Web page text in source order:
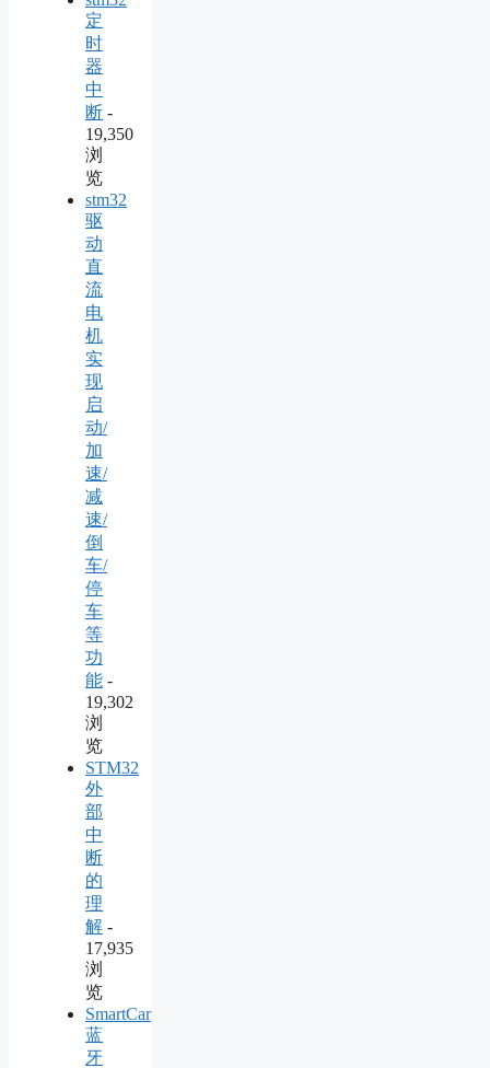
定
时
器
中
断 -
19,350
浏
览
stm32
驱
动
直
流
电
机
实
现
启
动/
加
速/
减
速/
倒
车/
停
车
等
功
能 -
19,302
浏
览
STM32
外
部
中
断
的
理
解 -
17,935
浏
览
SmartCar
蓝
牙